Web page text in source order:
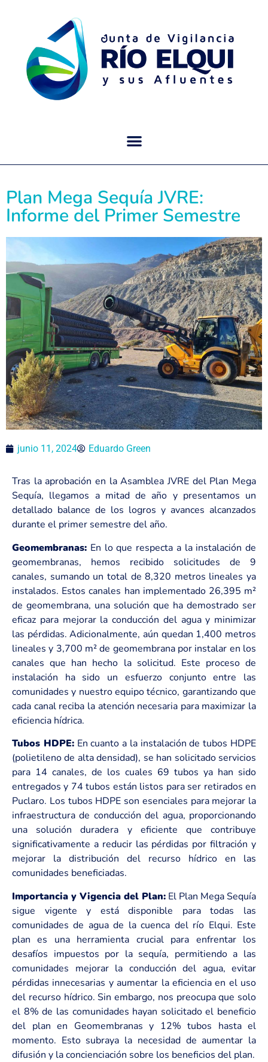
Plan Mega Sequía JVRE:
Informe del Primer Semestre
junio 11, 2024 Eduardo Green
Tras la aprobación en la Asamblea JVRE del Plan Mega
Sequía, llegamos a mitad de año y presentamos un
detallado balance de los logros y avances alcanzados
durante el primer semestre del año.
Geomembranas: En lo que respecta a la instalación de
geomembranas, hemos recibido solicitudes de 9
canales, sumando un total de 8,320 metros lineales ya
instalados. Estos canales han implementado 26,395 m²
de geomembrana, una solución que ha demostrado ser
eficaz para mejorar la conducción del agua y minimizar
las pérdidas. Adicionalmente, aún quedan 1,400 metros
lineales y 3,700 m² de geomembrana por instalar en los
canales que han hecho la solicitud. Este proceso de
instalación ha sido un esfuerzo conjunto entre las
comunidades y nuestro equipo técnico, garantizando que
cada canal reciba la atención necesaria para maximizar la
eficiencia hídrica.
Tubos HDPE:En cuanto a la instalación de tubos HDPE
(polietileno de alta densidad), se han solicitado servicios
para 14 canales, de los cuales 69 tubos ya han sido
entregados y 74 tubos están listos para ser retirados en
Puclaro. Los tubos HDPE son esenciales para mejorar la
infraestructura de conducción del agua, proporcionando
una solución duradera y eficiente que contribuye
significativamente a reducir las pérdidas por filtración y
mejorar la distribución del recurso hídrico en las
comunidades beneficiadas.
Importancia y Vigencia del Plan: El Plan Mega Sequía
sigue vigente y está disponible para todas las
comunidades de agua de la cuenca del río Elqui. Este
plan es una herramienta crucial para enfrentar los
desafíos impuestos por la sequía, permitiendo a las
comunidades mejorar la conducción del agua, evitar
pérdidas innecesarias y aumentar la eficiencia en el uso
del recurso hídrico. Sin embargo, nos preocupa que solo
el 8% de las comunidades hayan solicitado el beneficio
del plan en Geomembranas y 12% tubos hasta el
momento. Esto subraya la necesidad de aumentar la
difusión y la concienciación sobre los beneficios del plan.